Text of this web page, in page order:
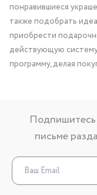
понравившиеся
также подобрать
приобрести
действующую
программу, делая
письме